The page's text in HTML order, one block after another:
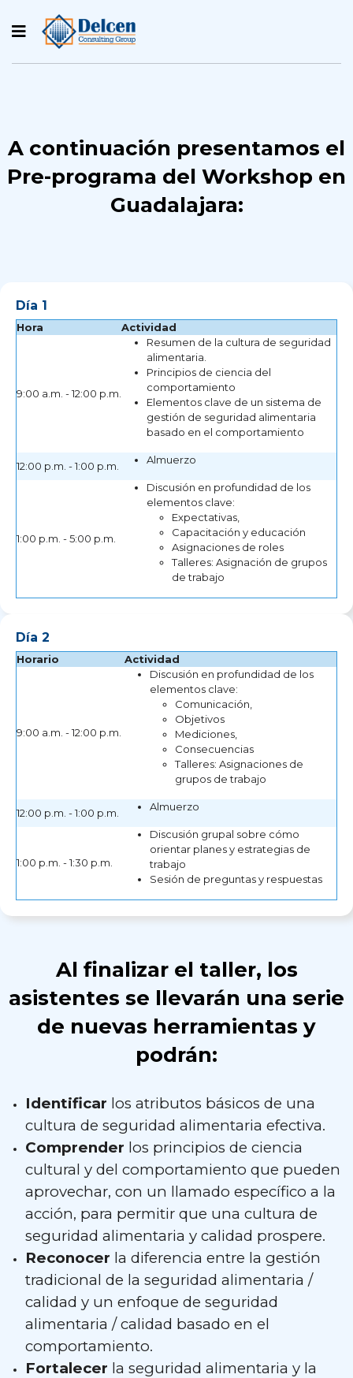
A continuación presentamos el
Pre-programa del Workshop en
Guadalajara:
Día 1
Hora Actividad
9:00 a.m. - 12:00 p.m.
Resumen de la cultura de seguridad
alimentaria.
Principios de ciencia del
comportamiento
⁠Elementos clave de un sistema de
gestión de seguridad alimentaria
basado en el comportamiento
12:00 p.m. - 1:00 p.m. Almuerzo
1:00 p.m. - 5:00 p.m.
Discusión en profundidad de los
elementos clave:
Expectativas,
Capacitación y educación
Asignaciones de roles
Talleres: Asignación de grupos
de trabajo
Día 2
Horario Actividad
9:00 a.m. - 12:00 p.m.
Discusión en profundidad de los
elementos clave:
Comunicación,
Objetivos
⁠Mediciones,
⁠Consecuencias
⁠Talleres: Asignaciones de
grupos de trabajo
12:00 p.m. - 1:00 p.m. Almuerzo
1:00 p.m. - 1:30 p.m.
Discusión grupal sobre cómo
orientar planes y estrategias de
trabajo
Sesión de preguntas y respuestas
Al finalizar el taller, los
asistentes se llevarán una serie
de nuevas herramientas y
podrán:
Identificar los atributos básicos de una
cultura de seguridad alimentaria efectiva.
Comprender los principios de ciencia
cultural y del comportamiento que pueden
aprovechar, con un llamado específico a la
acción, para permitir que una cultura de
seguridad alimentaria y calidad prospere.
Reconocer la diferencia entre la gestión
tradicional de la seguridad alimentaria /
calidad y un enfoque de seguridad
alimentaria / calidad basado en el
comportamiento.
Fortalecer la seguridad alimentaria y la